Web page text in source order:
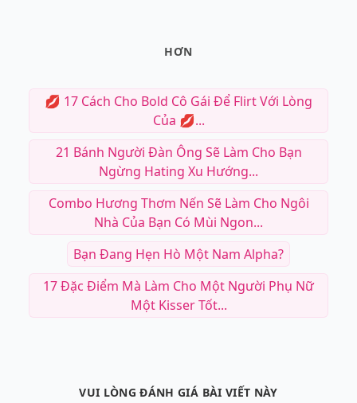
HƠN
💋 17 Cách Cho Bold Cô Gái Để Flirt Với Lòng
Của 💋...
21 Bánh Người Đàn Ông Sẽ Làm Cho Bạn
Ngừng Hating Xu Hướng...
Combo Hương Thơm Nến Sẽ Làm Cho Ngôi
Nhà Của Bạn Có Mùi Ngon...
Bạn Đang Hẹn Hò Một Nam Alpha?
17 Đặc Điểm Mà Làm Cho Một Người Phụ Nữ
Một Kisser Tốt...
VUI LÒNG ĐÁNH GIÁ BÀI VIẾT NÀY